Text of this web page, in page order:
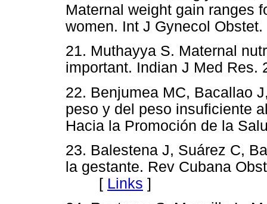
Maternal weight gain ranges
women. Int J Gynecol
21. Muthayya S. Maternal
important. Indian J Med
22. Benjumea MC, Bacallao
peso y del peso insuficiente
Hacia la Promoción de la
23. Balestena J, Suárez C,
la gestante. Rev Cubana
[ Links ]